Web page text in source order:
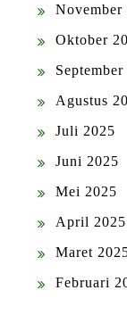
November
Oktober
Agustus
Juli 2025
Juni 2025
Mei 2025
April 2025
Maret
Februari